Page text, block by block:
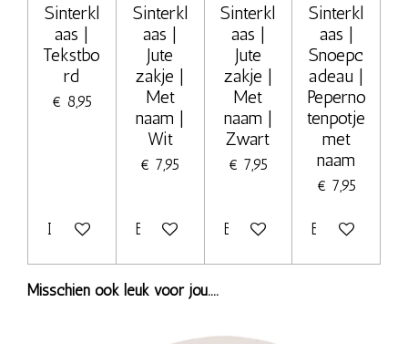
Sinterkl
aas |
Tekstbo
rd
€ 8,95
In winkelwagen
Sinterkl
aas |
Jute
zakje |
Met
naam |
Wit
€ 7,95
Bekijk details
Sinterkl
aas |
Jute
zakje |
Met
naam |
Zwart
€ 7,95
Bekijk details
Sinterkl
aas |
Snoepc
adeau |
Peperno
tenpotje
met
naam
€ 7,95
Bekijk details
Misschien ook leuk voor jou....